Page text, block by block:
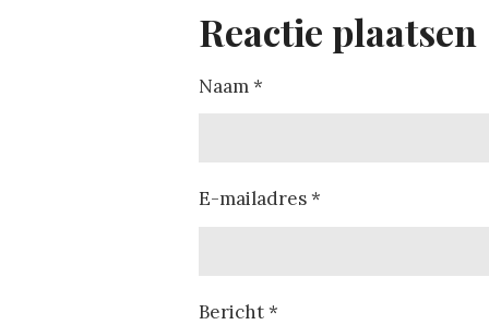
t
r
Reactie plaatsen
Naam *
E-mailadres *
Bericht *